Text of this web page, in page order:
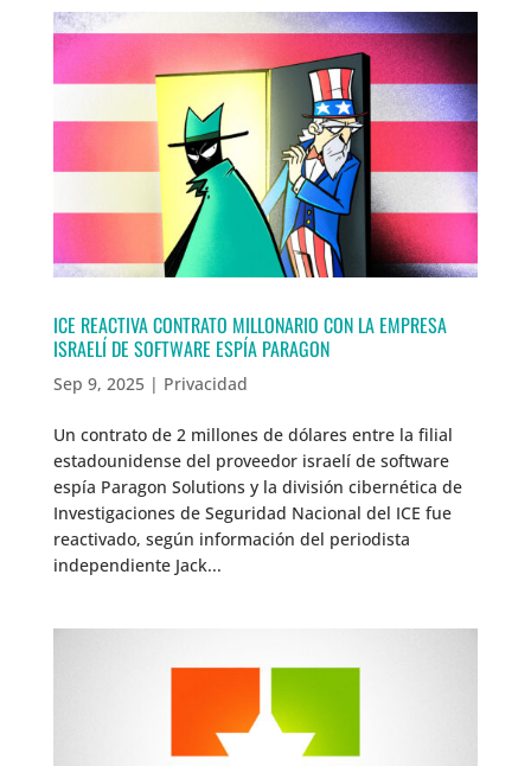
ICE REACTIVA CONTRATO MILLONARIO CON LA EMPRESA
ISRAELÍ DE SOFTWARE ESPÍA PARAGON
Sep 9, 2025| Privacidad
Un contrato de 2 millones de dólares entre la filial
estadounidense del proveedor israelí de software
espía Paragon Solutions y la división cibernética de
Investigaciones de Seguridad Nacional del ICE fue
reactivado, según información del periodista
independiente Jack...